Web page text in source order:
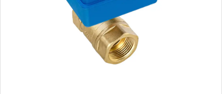
Großer Durchfluss: Es steht die komplette Bohrung zur
3-Wege Variante verfügbar: Für Umschaltvorgänge
Manuelle (Not)Betätigung: Man kann den Kopf von